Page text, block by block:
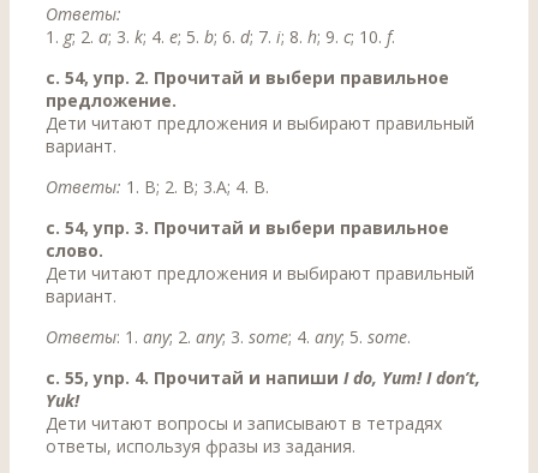
Ответы:
1. g; 2. а; 3. k; 4. е; 5. b; 6. d; 7. i; 8. h; 9. с; 10. f.
с. 54, упр. 2. Прочитай и выбери правильное
предложение.
Дети читают предложения и выбирают правильный
вариант.
Ответы: 1. B; 2. В; 3.А; 4. В.
с. 54, упр. 3. Прочитай и выбери правильное
слово.
Дети читают предложения и выбирают правильный
вариант.
Ответы: 1. any; 2. any; 3. some; 4. any; 5. some.
c. 55, ynp. 4. Прочитай и напиши I do, Yum! I don’t,
Yuk!
Дети читают вопросы и записывают в тетрадях
ответы, используя фразы из задания.